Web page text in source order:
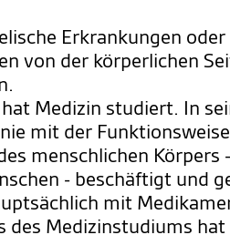
Erkrankungen
von der körperlichen
Medizin studiert. In
mit der
menschlichen Körpers
- beschäftigt und
mit
des Medizinstudiums